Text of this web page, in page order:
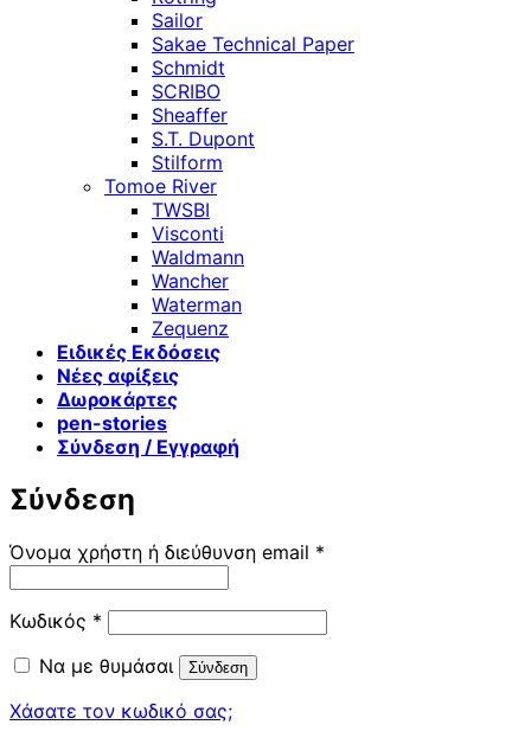
Sailor
Sakae Technical Paper
Schmidt
SCRIBO
Sheaffer
S.T. Dupont
Stilform
Tomoe River
TWSBI
Visconti
Waldmann
Wancher
Waterman
Zequenz
Ειδικές Εκδόσεις
Νέες αφίξεις
Δωροκάρτες
pen-stories
Σύνδεση / Εγγραφή
Σύνδεση
Όνομα χρήστη ή διεύθυνση email *
Κωδικός * Απαιτείται
Να με θυμάσαι
Σύνδεση
Χάσατε τον κωδικό σας;